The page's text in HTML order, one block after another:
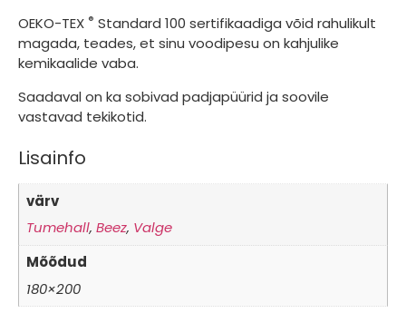
OEKO-TEX ® Standard 100 sertifikaadiga võid rahulikult
magada, teades, et sinu voodipesu on kahjulike
kemikaalide vaba.
Saadaval on ka sobivad padjapüürid ja soovile
vastavad tekikotid.
Lisainfo
värv
Tumehall, Beez, Valge
Mõõdud
180×200